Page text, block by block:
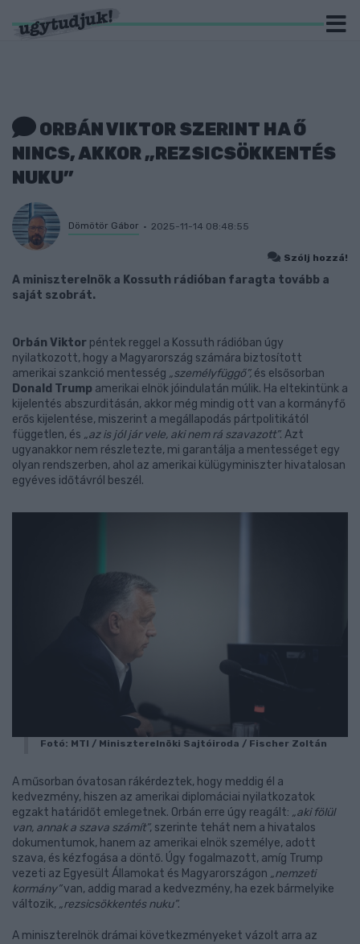
ORBÁN VIKTOR SZERINT HA Ő
NINCS, AKKOR „REZSICSÖKKENTÉS
NUKU”
Dömötör Gábor 2025-11-14 08:48:55
Szólj hozzá!
A miniszterelnök a Kossuth rádióban faragta tovább a
saját szobrát.
Orbán Viktor péntek reggel a Kossuth rádióban úgy
nyilatkozott, hogy a Magyarország számára biztosított
amerikai szankció mentesség „személyfüggő”, és elsősorban
Donald Trump amerikai elnök jóindulatán múlik. Ha eltekintünk a
kijelentés abszurditásán, akkor még mindig ott van a kormányfő
erős kijelentése, miszerint a megállapodás pártpolitikától
független, és „az is jól jár vele, aki nem rá szavazott”. Azt
ugyanakkor nem részletezte, mi garantálja a mentességet egy
olyan rendszerben, ahol az amerikai külügyminiszter hivatalosan
egyéves időtávról beszél.
Fotó: MTI / Miniszterelnöki Sajtóiroda / Fischer Zoltán
A műsorban óvatosan rákérdeztek, hogy meddig él a
kedvezmény, hiszen az amerikai diplomáciai nyilatkozatok
egzakt határidőt emlegetnek. Orbán erre úgy reagált: „aki fölül
van, annak a szava számít”, szerinte tehát nem a hivatalos
dokumentumok, hanem az amerikai elnök személye, adott
szava, és kézfogása a döntő. Úgy fogalmazott, amíg Trump
vezeti az Egyesült Államokat és Magyarországon „nemzeti
kormány”van, addig marad a kedvezmény, ha ezek bármelyike
változik, „rezsicsökkentés nuku”.
A miniszterelnök drámai következményeket vázolt arra az